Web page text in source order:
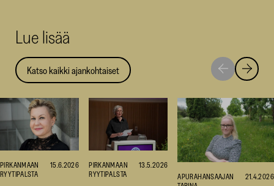
Lue lisää
Katso kaikki ajankohtaiset
Siirry
seuraavaan
Siirry
PIRKANMAAN
RYYTIPALSTA
15.6.2026
PIRKANMAAN
RYYTIPALSTA
13.5.2026
APURAHANSAAJAN
21.4.2026